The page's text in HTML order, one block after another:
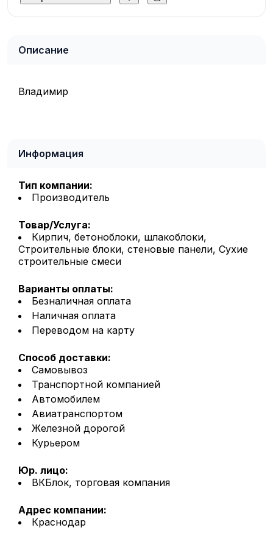
Описание
Владимир
Информация
Тип компании:
Производитель
Товар/Услуга:
Кирпич, бетоноблоки, шлакоблоки,
Строительные блоки, стеновые панели, Сухие
строительные смеси
Варианты оплаты:
Безналичная оплата
Наличная оплата
Переводом на карту
Способ доставки:
Самовывоз
Транспортной компанией
Автомобилем
Авиатранспортом
Железной дорогой
Курьером
Юр. лицо:
ВКБлок, торговая компания
Адрес компании:
Краснодар